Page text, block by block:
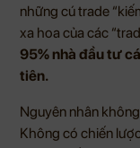
những cú trade
xa hoa của các
95% nhà đầu tư
tiên.
Nguyên nhân
Không có chiến